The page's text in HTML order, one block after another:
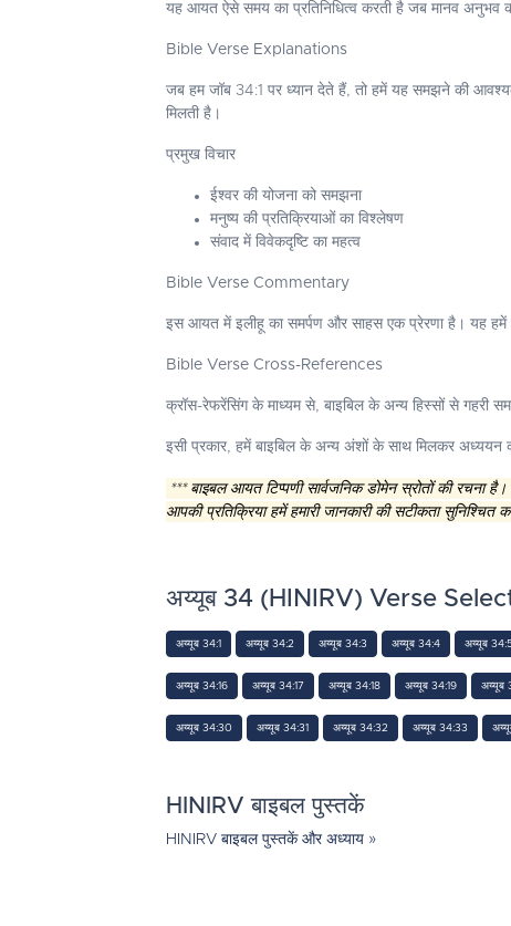
यह आयत ऐसे समय का प्रतिनिधित्व करती है जब मानव अनुभव
Bible Verse Explanations
जब हम जॉब 34:1 पर ध्यान देते हैं, तो हमें यह समझने की
मिलती है।
प्रमुख विचार
ईश्वर की योजना को समझना
मनुष्य की प्रतिक्रियाओं का विश्लेषण
संवाद में विवेकदृष्टि का महत्व
Bible Verse Commentary
इस आयत में इलीहू का समर्पण और साहस एक प्रेरणा है। यह हमें
Bible Verse Cross-References
क्रॉस-रेफरेंसिंग के माध्यम से, बाइबिल के अन्य हिस्सों से गहरी
इसी प्रकार, हमें बाइबिल के अन्य अंशों के साथ मिलकर अध्ययन
*** बाइबल आयत टिप्पणी सार्वजनिक डोमेन स्रोतों की रचना
आपकी प्रतिक्रिया हमें हमारी जानकारी की सटीकता
अय्यूब 34 (HINIRV) Verse
अय्यूब 34:1 अय्यूब 34:2 अय्यूब 34:3 अय्यूब 34:4 अय्यूब
अय्यूब 34:16 अय्यूब 34:17 अय्यूब 34:18 अय्यूब 34:19 अय्यूब
अय्यूब 34:30 अय्यूब 34:31 अय्यूब 34:32 अय्यूब 34:33
HINIRV बाइबल पुस्तकें
HINIRV बाइबल पुस्तकें और अध्याय »